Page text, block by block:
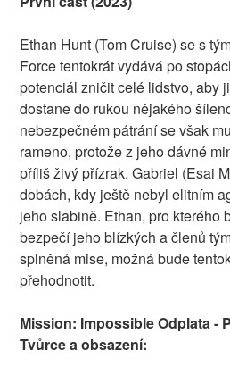
Ethan Hunt (Tom Cruise) se s
Force tentokrát vydává po
potenciál zničit celé lidstvo, aby
dostane do rukou nějakého
nebezpečném pátrání se však
rameno, protože z jeho dávné
příliš živý přízrak. Gabriel (Esai
dobách, kdy ještě nebyl elitním
jeho slabině. Ethan, pro kterého
bezpečí jeho blízkých a členů
splněná mise, možná bude
přehodnotit.
Mission: Impossible Odplata -
Tvůrce a obsazení: